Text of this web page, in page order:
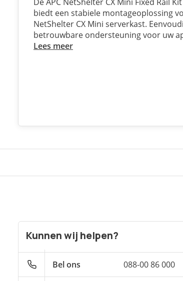
biedt een stabiele montageoplossing
NetShelter CX Mini serverkast.
betrouwbare ondersteuning voor uw
Lees meer
Kunnen wij helpen?
Bel ons 088-00 86 000